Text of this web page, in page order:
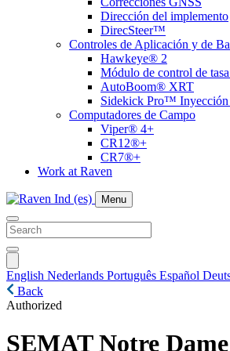
Dirección del implemento
DirecSteer™
Controles de Aplicación y de
Hawkeye® 2
Módulo de control de
AutoBoom® XRT
Sidekick Pro™ Inyección
Computadores de Campo
Viper® 4+
CR12®+
CR7®+
Work at Raven
Menu
English Nederlands Português Español
Back
Authorized
SEMAT Notre